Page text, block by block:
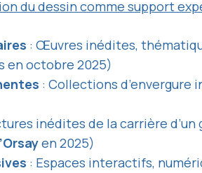
du dessin comme support
: Œuvres inédites,
en octobre 2025)
: Collections d’envergure
inédites de la carrière
en 2025)
: Espaces interactifs,